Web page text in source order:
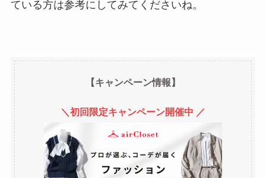
ている方は参考にしてみてくださいね。
【キャンペーン情報】
＼初回限定キャンペーン開催中 ／